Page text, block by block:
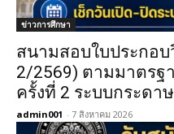
ข่าวการศึกษา
สนามสอบใบประกอ
2/2569) ตามมาตร
ครั้งที่ 2 ระบบกระดา
admin001 - 7 สิงหาคม 2026